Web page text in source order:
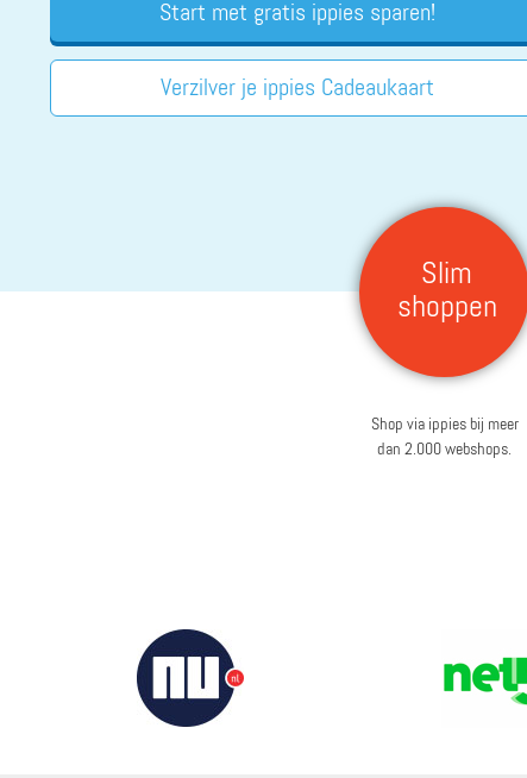
Start met gratis ippies sparen!
Verzilver je ippies Cadeaukaart
Slim
shoppen
Shop via ippies bij meer
dan 2.000 webshops.